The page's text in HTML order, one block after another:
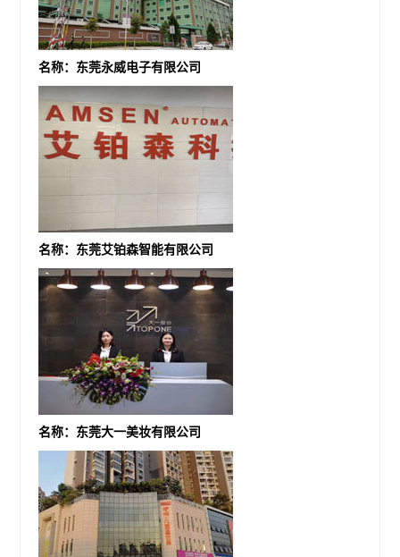
名称：东莞永威电子有限公司
名称：东莞艾铂森智能有限公司
名称：东莞大一美妆有限公司